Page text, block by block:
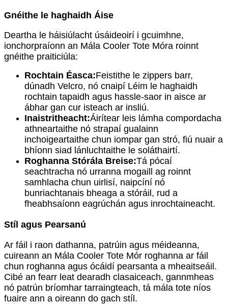
Gnéithe le haghaidh Áise
Deartha le háisiúlacht úsáideoirí i gcuimhne,
ionchorpraíonn an Mála Cooler Tote Móra roinnt
gnéithe praiticiúla:
Rochtain Éasca:Feistithe le zippers barr,
dúnadh Velcro, nó cnaipí Léim le haghaidh
rochtain tapaidh agus hassle-saor in aisce ar
ábhar gan cur isteach ar insliú.
Inaistritheacht:Áirítear leis lámha compordacha
athneartaithe nó strapaí gualainn
inchoigeartaithe chun iompar gan stró, fiú nuair a
bhíonn siad lánluchtaithe le soláthairtí.
Roghanna Stórála Breise:Tá pócaí
seachtracha nó urranna mogaill ag roinnt
samhlacha chun uirlisí, naipcíní nó
bunriachtanais bheaga a stóráil, rud a
fheabhsaíonn eagrúchán agus inrochtaineacht.
Stíl agus Pearsanú
Ar fáil i raon dathanna, patrúin agus méideanna,
cuireann an Mála Cooler Tote Mór roghanna ar fáil
chun roghanna agus ócáidí pearsanta a mheaitseáil.
Cibé an fearr leat dearadh clasaiceach, gannmheas
nó patrún bríomhar tarraingteach, tá mála tote níos
fuaire ann a oireann do gach stíl.